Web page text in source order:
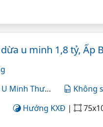
u minh 1,8 tỷ, Ấp
Minh Thượng, Kiên Giang
Không
Hướng KXĐ |